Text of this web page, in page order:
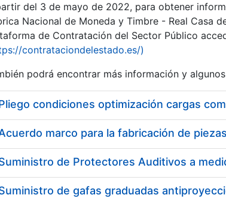
Mostrar/Ocultar
Mostrar/Ocultar
Mostrar/Ocultar
del 3 de mayo de 2022, para obtener
Nacional de Moneda y Timbre - Real Casa
de Contratación del Sector Público
contrataciondelestado.es/)
podrá encontrar más información y
condiciones optimización cargas
marco para la fabricación de piezas